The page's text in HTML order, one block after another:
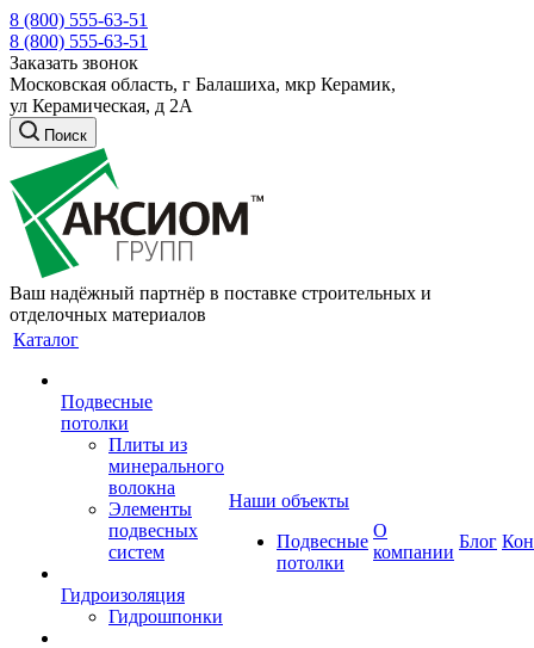
8 (800) 555-63-51
8 (800) 555-63-51
Заказать звонок
Московская область, г Балашиха, мкр Керамик,
ул Керамическая, д 2А
Поиск
Ваш надёжный партнёр в поставке строительных и
отделочных материалов
Каталог
Подвесные
потолки
Плиты из
минерального
волокна
Элементы
подвесных
систем
Гидроизоляция
Гидрошпонки
Наши объекты
Подвесные
потолки
О
компании
Блог